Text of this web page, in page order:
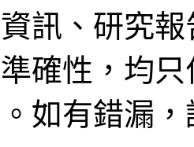
訊、研究
確性，均
如有錯漏